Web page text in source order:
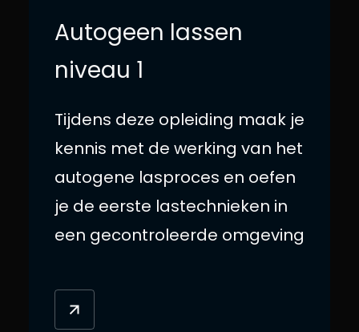
Autogeen lassen
niveau 1
Tijdens deze opleiding maak je
kennis met de werking van het
autogene lasproces en oefen
je de eerste lastechnieken in
een gecontroleerde omgeving